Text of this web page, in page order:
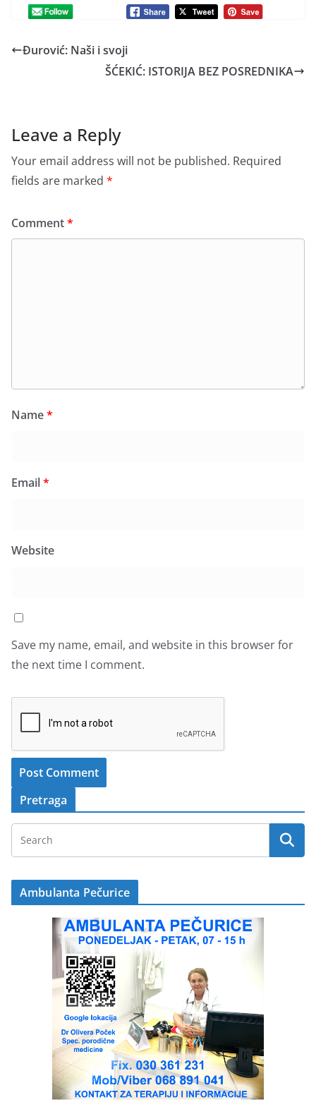
Đurović: Naši i svoji
ŠĆEKIĆ: ISTORIJA BEZ POSREDNIKA
Leave a Reply
Your email address will not be published. Required
fields are marked *
Comment*
Name*
Email*
Website
Save my name, email, and website in this browser for
the next time I comment.
Pretraga
Ambulanta Pečurice